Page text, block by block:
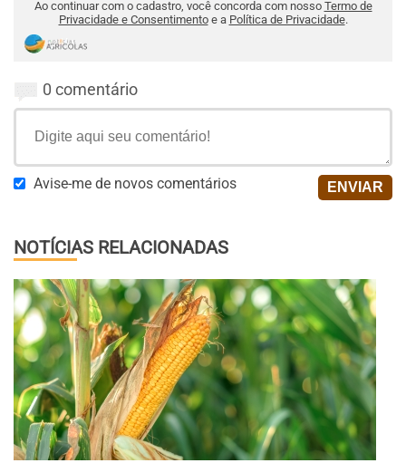
Ao continuar com o cadastro, você concorda com nosso Termo de
Privacidade e Consentimentoe a Política de Privacidade.
0 comentário
Avise-me de novos comentários
NOTÍCIAS RELACIONADAS